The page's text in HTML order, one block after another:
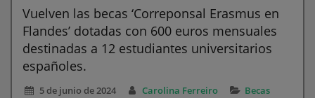
Vuelven las becas ‘Correponsal Erasmus en
Flandes’ dotadas con 600 euros mensuales
destinadas a 12 estudiantes universitarios
españoles.
5 de junio de 2024 Carolina Ferreiro Becas